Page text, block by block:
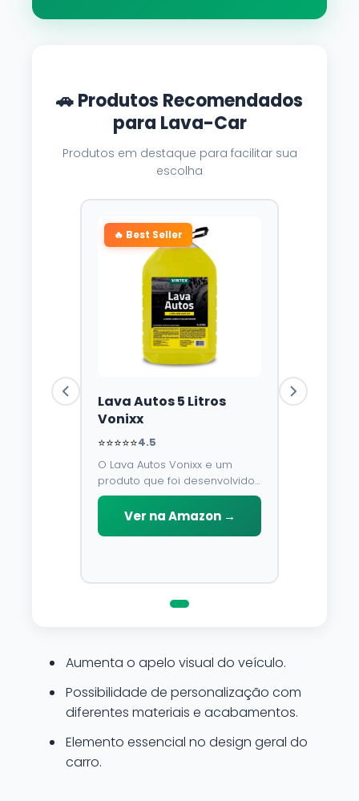
🚗 Produtos Recomendados
para Lava-Car
Produtos em destaque para facilitar sua
escolha
🔥 Best Seller
Lava Autos 5 Litros
Vonixx
⭐⭐⭐⭐⭐4.5
O Lava Autos Vonixx e um
produto que foi desenvolvido
para limpar, proteger e
conservar a lataria do veiculo.
Por possuir pH neutro, pode
Ver na Amazon →
Aumenta o apelo visual do veículo.
Possibilidade de personalização com
diferentes materiais e acabamentos.
Elemento essencial no design geral do
carro.